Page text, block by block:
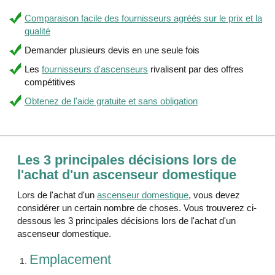
Comparaison facile des fournisseurs agréés sur le prix et la
qualité
Demander plusieurs devis en une seule fois
Les fournisseurs d'ascenseurs rivalisent par des offres
compétitives
Obtenez de l'aide gratuite et sans obligation
Les 3 principales décisions lors de
l'achat d'un ascenseur domestique
Lors de l'achat d'un ascenseur domestique, vous devez
considérer un certain nombre de choses. Vous trouverez ci-
dessous les 3 principales décisions lors de l'achat d'un
ascenseur domestique.
Emplacement